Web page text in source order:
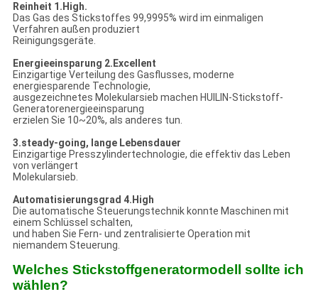
Reinheit 1.High.
Das Gas des Stickstoffes 99,9995% wird im einmaligen
Verfahren außen produziert
Reinigungsgeräte.
Energieeinsparung 2.Excellent
Einzigartige Verteilung des Gasflusses, moderne
energiesparende Technologie,
ausgezeichnetes Molekularsieb machen HUILIN-Stickstoff-
Generatorenergieeinsparung
erzielen Sie 10~20%, als anderes tun.
3.steady-going, lange Lebensdauer
Einzigartige Presszylindertechnologie, die effektiv das Leben
von verlängert
Molekularsieb.
Automatisierungsgrad 4.High
Die automatische Steuerungstechnik konnte Maschinen mit
einem Schlüssel schalten,
und haben Sie Fern- und zentralisierte Operation mit
niemandem Steuerung.
Welches Stickstoffgeneratormodell sollte ich
wählen?